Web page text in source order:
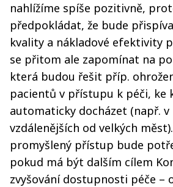
nahlížíme spíše pozitivně,
předpokládat, že bude
kvality a nákladové efektivity
se přitom ale zapomínat na
která budou řešit příp.
pacientů v přístupu k péči, ke
automaticky docházet (např. v
vzdálenějších od velkých měst).
promyšlený přístup bude
pokud má být dalším cílem
zvyšování dostupnosti péče –